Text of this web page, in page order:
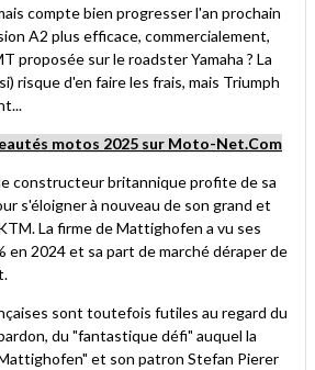
compte bien progresser l'an prochain
A2 plus efficace, commercialement,
proposée sur le roadster Yamaha ? La
risque d'en faire les frais, mais Triumph
motos 2025 sur Moto-Net.Com
constructeur britannique profite de sa
s'éloigner à nouveau de son grand et
La firme de Mattighofen a vu ses
en 2024 et sa part de marché déraper de
sont toutefois futiles au regard du
du "fantastique défi" auquel la
et son patron Stefan Pierer